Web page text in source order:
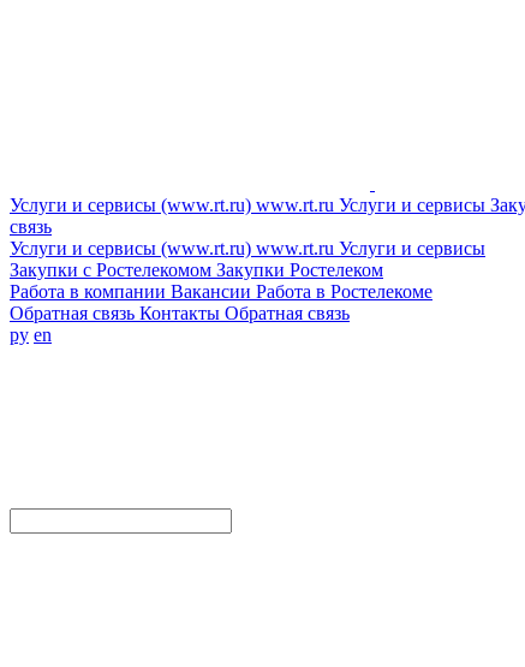
Услуги и сервисы (www.rt.ru) www.rt.ru Услуги и сервисы
связь
Услуги и сервисы (www.rt.ru) www.rt.ru Услуги и сервисы
Закупки с Ростелекомом Закупки Ростелеком
Работа в компании Вакансии Работа в Ростелекоме
Обратная связь Контакты Обратная связь
ру en